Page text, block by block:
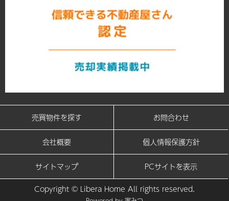
売買物件を探す お問合わせ
会社概要 個人情報保護方針
サイトマップ
PCサイトを表示
Copyright © Libera Home All rights reserved.